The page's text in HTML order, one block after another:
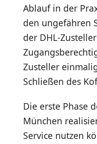
Ablauf in der
den ungefähren
der DHL-
Zusteller
Schließen des
Die erste Phase
München
Service nutzen